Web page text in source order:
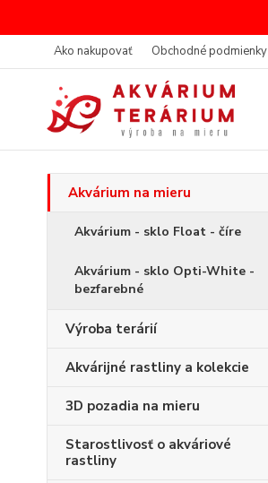
Ako nakupovať Obchodné podmienky
Akvárium na mieru
Akvárium - sklo Float - číre
Akvárium - sklo Opti-White -
bezfarebné
Výroba terárií
Akvárijné rastliny a kolekcie
3D pozadia na mieru
Starostlivosť o akváriové
rastliny